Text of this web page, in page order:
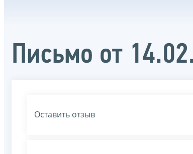
Письмо от
Оставить отзыв